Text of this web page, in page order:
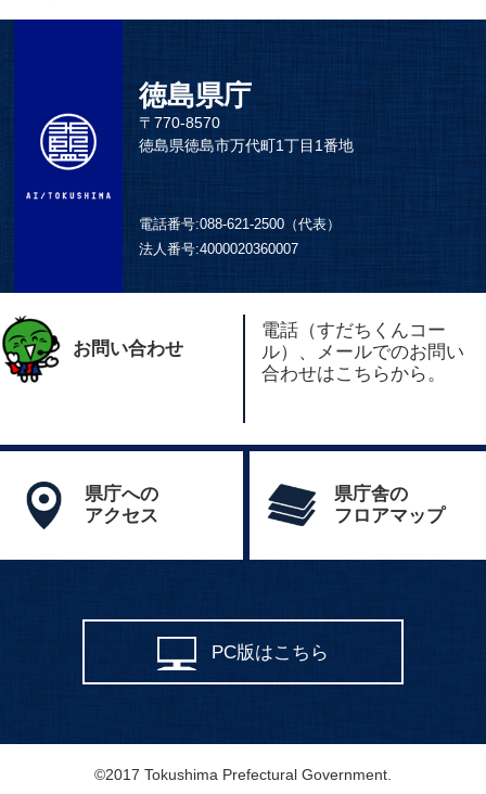
徳島県庁
〒770-8570
徳島県徳島市万代町1丁目1番地
電話番号:088-621-2500（代表）
法人番号:4000020360007
お問い合わせ
電話（すだちくんコー
ル）、メールでのお問い
合わせはこちらから。
県庁への
アクセス
県庁舎の
フロアマップ
PC版はこちら
©2017 Tokushima Prefectural Government.